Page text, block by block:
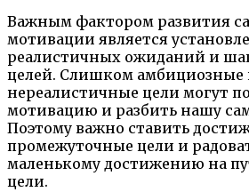
Важным фактором развития
мотивации является
реалистичных ожиданий и
целей. Слишком амбициозные
нереалистичные цели могут
мотивацию и разбить нашу
Поэтому важно ставить
промежуточные цели и
маленькому достижению на
цели.